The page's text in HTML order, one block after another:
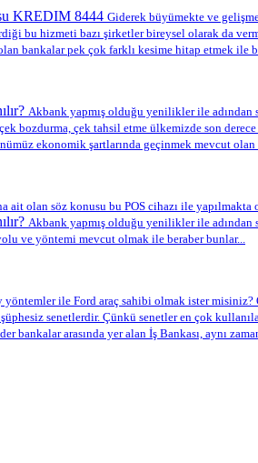
KREDIM 8444 Giderek büyümekte ve
bu hizmeti bazı şirketler bireysel olarak da
bankalar pek çok farklı kesime hitap etmek ile
Akbank yapmış olduğu yenilikler ile adından
bozdurma, çek tahsil etme ülkemizde son derece
ekonomik şartlarında geçinmek mevcut
ait olan söz konusu bu POS cihazı ile yapılmakta
Akbank yapmış olduğu yenilikler ile adından
ve yöntemi mevcut olmak ile beraber bunlar...
ile Ford araç sahibi olmak ister misiniz?
senetlerdir. Çünkü senetler en çok
bankalar arasında yer alan İş Bankası, aynı